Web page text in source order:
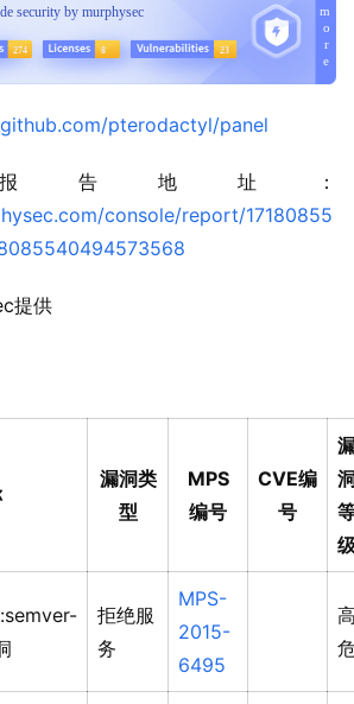
pterodactyl/panel
告地址：
console/report/17180855
提供
漏洞类
型
MPS
编号
CVE编
号
拒绝服
务
MPS-
2015-
6495